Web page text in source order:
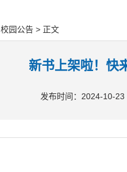
校园公告 > 正文
新书上架啦！快
发布时间：2024-10-23